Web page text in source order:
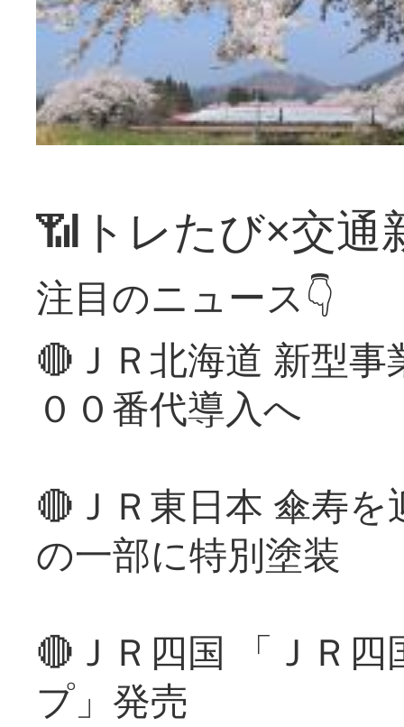
📶トレたび×交通
注目のニュース👇
🔴ＪＲ北海道 新型
００番代導入へ
🔴ＪＲ東日本 傘寿
の一部に特別塗装
🔴ＪＲ四国 「ＪＲ
プ」発売